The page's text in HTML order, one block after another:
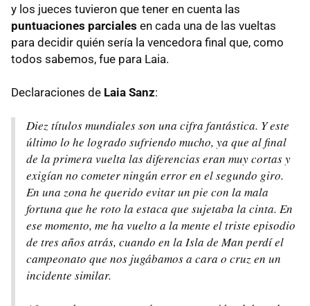
y los jueces tuvieron que tener en cuenta las
puntuaciones parciales en cada una de las vueltas
para decidir quién sería la vencedora final que, como
todos sabemos, fue para Laia.
Declaraciones de Laia Sanz:
Diez títulos mundiales son una cifra fantástica. Y este
último lo he logrado sufriendo mucho, ya que al final
de la primera vuelta las diferencias eran muy cortas y
exigían no cometer ningún error en el segundo giro.
En una zona he querido evitar un pie con la mala
fortuna que he roto la estaca que sujetaba la cinta. En
ese momento, me ha vuelto a la mente el triste episodio
de tres años atrás, cuando en la Isla de Man perdí el
campeonato que nos jugábamos a cara o cruz en un
incidente similar.